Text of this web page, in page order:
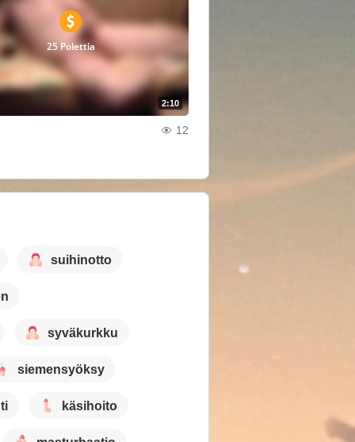
2:10
25 Polettia
12
suihinotto
syväkurkku
siemensyöksy
käsihoito